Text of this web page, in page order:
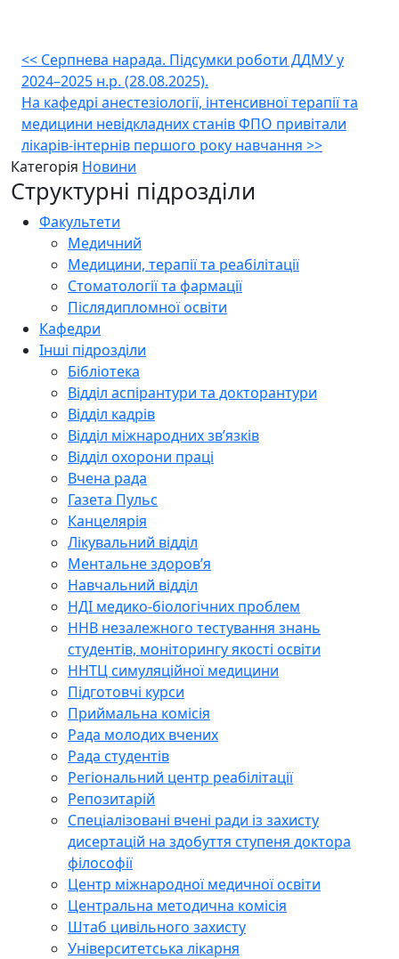
Навігація
записів
<< Серпнева нарада. Підсумки роботи ДДМУ у
2024–2025 н.р. (28.08.2025).
На кафедрі анестезіології, інтенсивної терапії та
медицини невідкладних станів ФПО привітали
лікарів-інтернів першого року навчання >>
Категорія Новини
Структурні підрозділи
Факультети
Медичний
Медицини, терапії та реабілітації
Стоматології та фармації
Післядипломної освіти
Кафедри
Інші підрозділи
Бібліотека
Відділ аспірантури та докторантури
Відділ кадрів
Відділ міжнародних зв’язків
Відділ охорони праці
Вчена рада
Газета Пульс
Канцелярія
Лікувальний відділ
Ментальне здоров’я
Навчальний відділ
НДІ медико-біологічних проблем
ННВ незалежного тестування знань
студентів, моніторингу якості освіти
ННТЦ симуляційної медицини
Підготовчі курси
Приймальна комісія
Рада молодих вчених
Рада студентів
Регіональний центр реабілітації
Репозитарій
Спеціалізовані вчені ради із захисту
дисертацій на здобуття ступеня доктора
філософії
Центр міжнародної медичної освіти
Центральна методична комісія
Штаб цивільного захисту
Університетська лікарня